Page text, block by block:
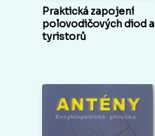
Praktická zapojení
polovodičových diod a
tyristorů